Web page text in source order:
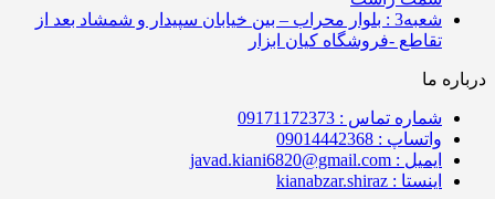
شعبه3 : بلوار محراب – بین خیابان سپیدار و شمشاد بعد از
تقاطع -فروشگاه کیان ابزار
درباره ما
شماره تماس : 09171172373
واتساپ : 09014442368
ایمیل : javad.kiani6820@gmail.com
اینستا : kianabzar.shiraz